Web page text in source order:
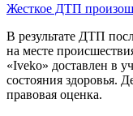
Жесткое ДТП
В результате ДТП
на месте
«Iveko» доставлен в
состояния здоровья.
правовая оценка.